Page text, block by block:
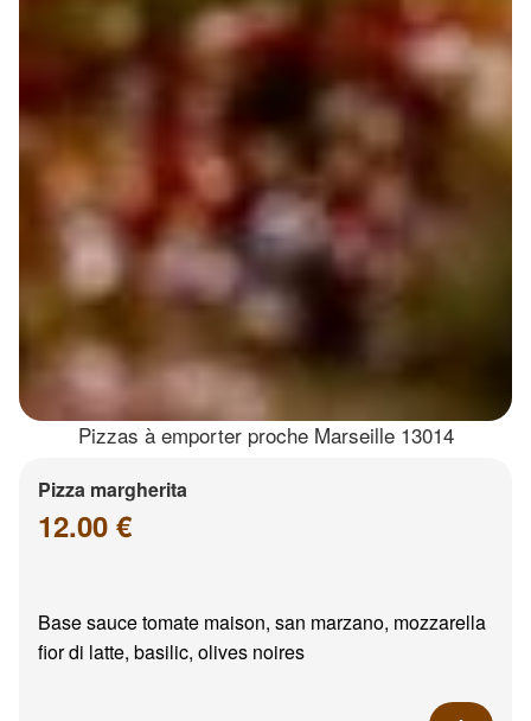
Pizzas à emporter proche Marseille 13014
Pizza margherita
12.00 €
Base sauce tomate maison, san marzano, mozzarella
fior di latte, basilic, olives noires